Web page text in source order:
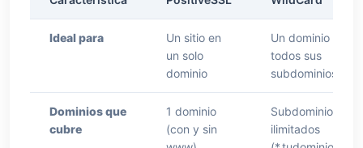
Ideal para
Un sitio en
un solo
dominio
Un dominio y
todos sus
subdominios
Dominios que
cubre
1 dominio
(con y sin
Subdominios
ilimitados